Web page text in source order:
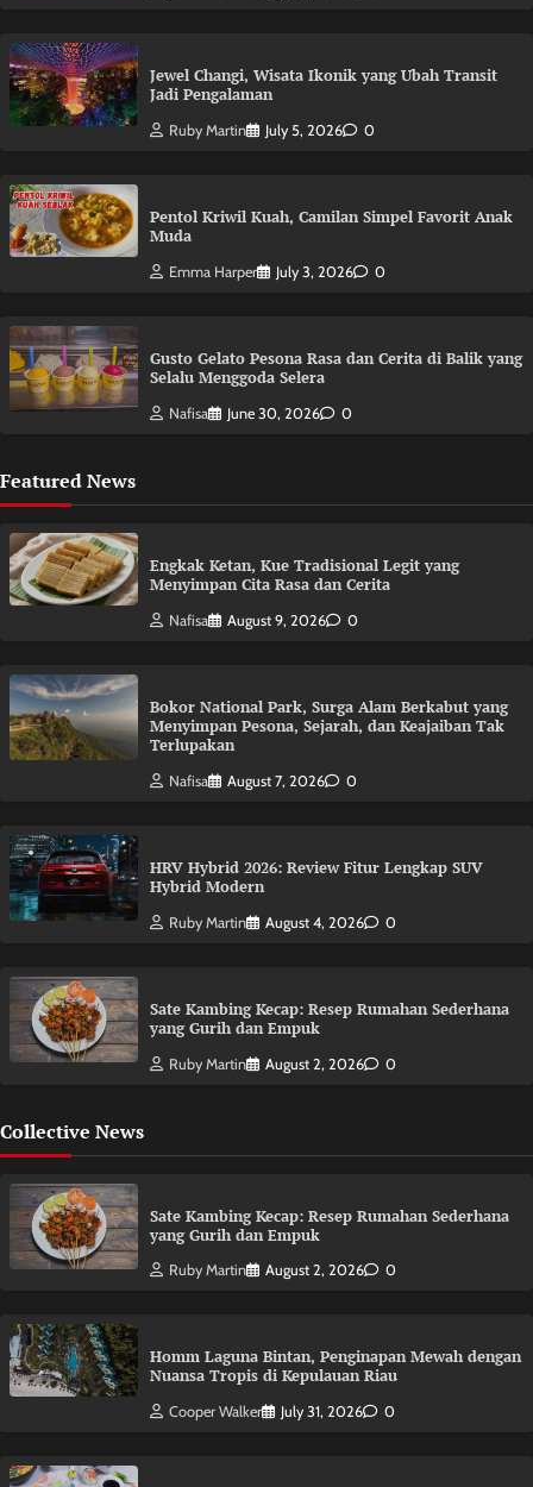
Jewel Changi, Wisata Ikonik yang Ubah Transit
Jadi Pengalaman
Ruby Martin July 5, 2026 0
Pentol Kriwil Kuah, Camilan Simpel Favorit Anak
Muda
Emma Harper July 3, 2026 0
Gusto Gelato Pesona Rasa dan Cerita di Balik yang
Selalu Menggoda Selera
Nafisa June 30, 2026 0
Featured News
Engkak Ketan, Kue Tradisional Legit yang
Menyimpan Cita Rasa dan Cerita
Nafisa August 9, 2026 0
Bokor National Park, Surga Alam Berkabut yang
Menyimpan Pesona, Sejarah, dan Keajaiban Tak
Terlupakan
Nafisa August 7, 2026 0
HRV Hybrid 2026: Review Fitur Lengkap SUV
Hybrid Modern
Ruby Martin August 4, 2026 0
Sate Kambing Kecap: Resep Rumahan Sederhana
yang Gurih dan Empuk
Ruby Martin August 2, 2026 0
Collective News
Sate Kambing Kecap: Resep Rumahan Sederhana
yang Gurih dan Empuk
Ruby Martin August 2, 2026 0
Homm Laguna Bintan, Penginapan Mewah dengan
Nuansa Tropis di Kepulauan Riau
Cooper Walker July 31, 2026 0